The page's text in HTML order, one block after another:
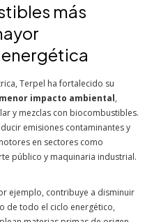
más
Terpel ha fortalecido su
impacto ambiental,
y mezclas con biocombustibles.
emisiones contaminantes y
en sectores como
público y maquinaria industrial.
ejemplo, contribuye a disminuir
de todo el ciclo energético,